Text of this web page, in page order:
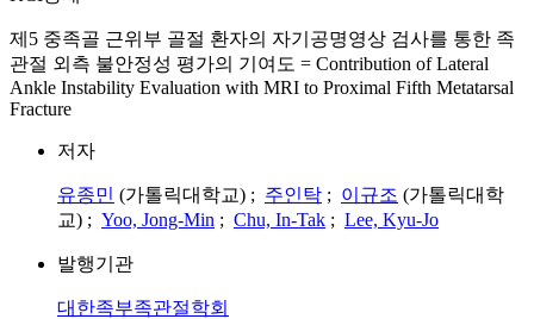
제5 중족골 근위부 골절 환자의 자기공명영상 검사를 통한 족
관절 외측 불안정성 평가의 기여도 = Contribution of Lateral
Ankle Instability Evaluation with MRI to Proximal Fifth Metatarsal
Fracture
저자
유종민 (가톨릭대학교) ; 주인탁 ; 이규조 (가톨릭대학
교) ; Yoo, Jong-Min ; Chu, In-Tak ; Lee, Kyu-Jo
발행기관
대한족부족관절학회